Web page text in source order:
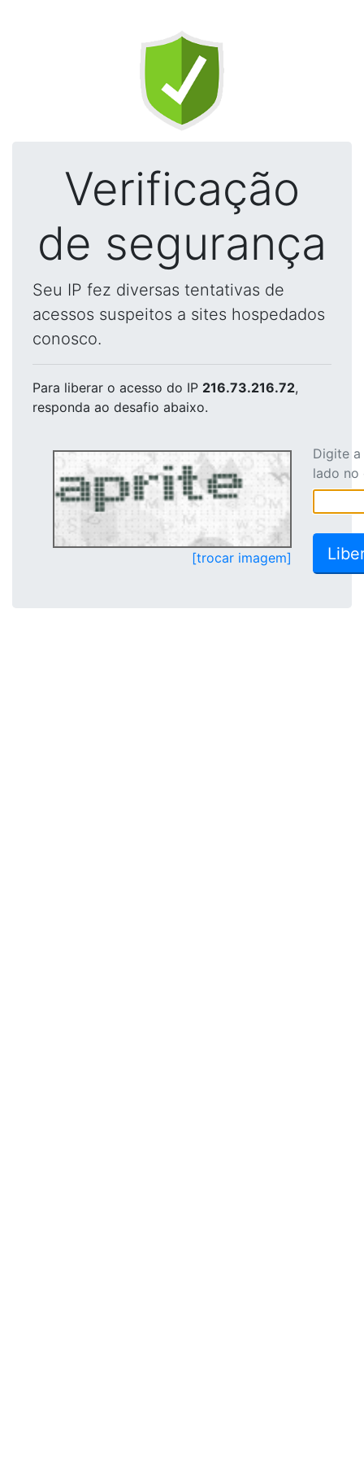
Verificação
de segurança
Seu IP fez diversas tentativas de
acessos suspeitos a sites hospedados
conosco.
Para liberar o acesso do IP 216.73.216.72,
responda ao desafio abaixo.
[trocar imagem]
Digite
lado no